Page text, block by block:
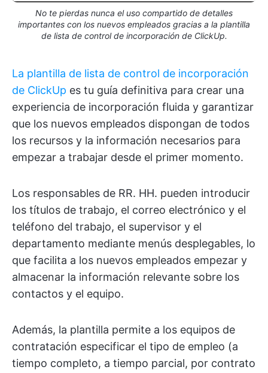
No te pierdas nunca el uso compartido de detalles
importantes con los nuevos empleados gracias a la plantilla
de lista de control de incorporación de ClickUp.
La plantilla de lista de control de incorporación
de ClickUp es tu guía definitiva para crear una
experiencia de incorporación fluida y garantizar
que los nuevos empleados dispongan de todos
los recursos y la información necesarios para
empezar a trabajar desde el primer momento.
Los responsables de RR. HH. pueden introducir
los títulos de trabajo, el correo electrónico y el
teléfono del trabajo, el supervisor y el
departamento mediante menús desplegables, lo
que facilita a los nuevos empleados empezar y
almacenar la información relevante sobre los
contactos y el equipo.
Además, la plantilla permite a los equipos de
contratación especificar el tipo de empleo (a
tiempo completo, a tiempo parcial, por contrato